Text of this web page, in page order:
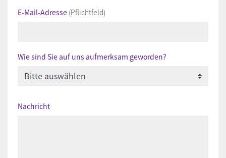
E-Mail-Adresse (Pflichtfeld)
Wie sind Sie auf uns aufmerksam geworden?
Nachricht